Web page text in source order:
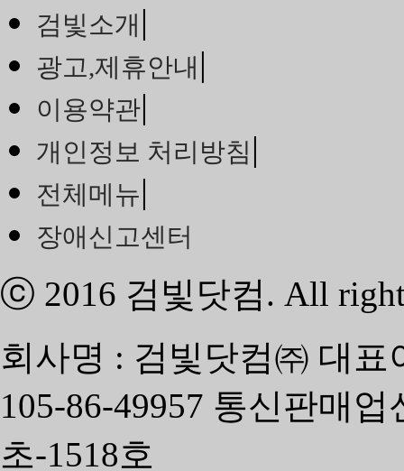
검빛소개 |
광고,제휴안내 |
이용약관|
개인정보 처리방침 |
전체메뉴|
장애신고센터
ⓒ 2016 검빛닷컴. All
회사명 : 검빛닷컴㈜ 대
105-86-49957 통신판매
초-1518호